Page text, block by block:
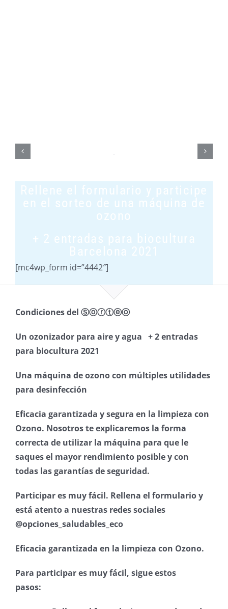
Rellene el formulario y participe
en el sorteo de una máquina de
ozono
+ 2 entradas para biocultura
Barcelona 2021
[mc4wp_form id=”4442″]
Condiciones del Ⓢⓞⓡⓣⓔⓞ⠀⠀⠀⠀⠀⠀⠀⠀⠀
Un ozonizador para aire y agua + 2 entradas
para biocultura 2021
Una máquina de ozono con múltiples utilidades
para desinfección
Eficacia garantizada y segura en la limpieza con
Ozono. ⁣Nosotros te explicaremos la forma
correcta de utilizar la máquina para que le
saques el mayor rendimiento posible y con
todas las garantías de seguridad.
Participar es muy fácil. Rellena el formulario y
está atento a nuestras redes sociales
@opciones_saludables_eco
Eficacia garantizada en la limpieza con Ozono. ⁣
Para participar es muy fácil, sigue estos
pasos: